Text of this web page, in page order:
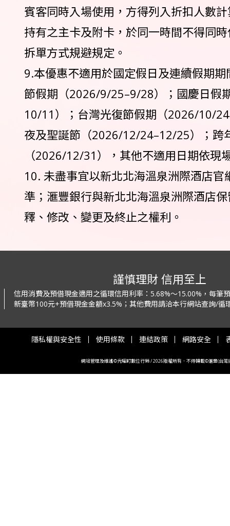
賓客同時入場使用，方得列入折扣人數
持有之主卡及附卡，於同一時間不得同
拆單方式規避規定。
9.本優惠不適用於國定假日及連續假期
節假期（2026/9/25–9/28）；國慶日假
10/11）；台灣光復節假期（2026/10/
夜及聖誕節（2026/12/24–12/25）；跨
（2026/12/31），其他不適用日期依現
10. 未盡事宜以新北北海溫泉洲際酒店官
準；滙豐銀行與新北北海溫泉洲際酒店
釋、修改、變更及終止之權利。
謹慎理財 信用至上
信用消費及預借現金適用之循環信用利率： 5.68%～15.00%，每筆
新臺幣100元+預借現金金額x3.5%； 其他費用請洽本行網站查詢/循
隱私權與安全性 使用條款 連結政策 網路安全
網站管理及維護©光曜町數位行銷 / 2026版權所有．不得轉載©滙豐(台灣